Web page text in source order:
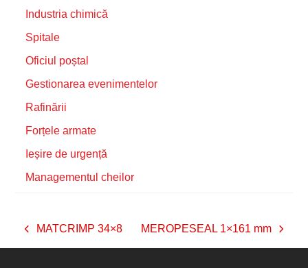
Industria chimică
Spitale
Oficiul poștal
Gestionarea evenimentelor
Rafinării
Forțele armate
Ieșire de urgență
Managementul cheilor
previous
MATCRIMP 34×8
next
MEROPESEAL 1×161 mm